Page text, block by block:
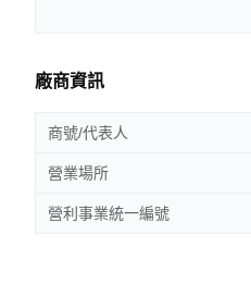
廠商資訊
商號/代表人
營業場所
營利事業統一編號